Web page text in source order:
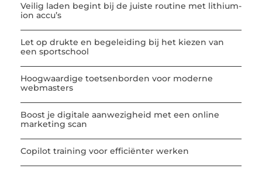
Veilig laden begint bij de juiste routine met lithium-
ion accu’s
Let op drukte en begeleiding bij het kiezen van
een sportschool
Hoogwaardige toetsenborden voor moderne
webmasters
Boost je digitale aanwezigheid met een online
marketing scan
Copilot training voor efficiënter werken